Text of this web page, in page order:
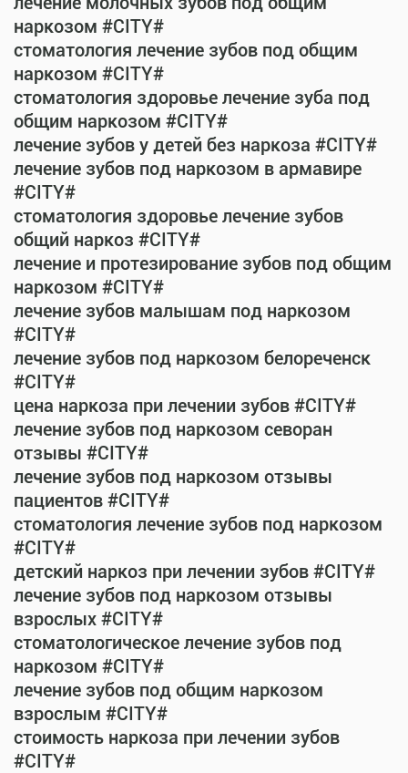
наркозом #CITY#
стоматология лечение зубов под общим
наркозом #CITY#
стоматология здоровье лечение зуба под
общим наркозом #CITY#
лечение зубов у детей без наркоза #CITY#
лечение зубов под наркозом в армавире
#CITY#
стоматология здоровье лечение зубов
общий наркоз #CITY#
лечение и протезирование зубов под общим
наркозом #CITY#
лечение зубов малышам под наркозом
#CITY#
лечение зубов под наркозом белореченск
#CITY#
цена наркоза при лечении зубов #CITY#
лечение зубов под наркозом севоран
отзывы #CITY#
лечение зубов под наркозом отзывы
пациентов #CITY#
стоматология лечение зубов под наркозом
#CITY#
детский наркоз при лечении зубов #CITY#
лечение зубов под наркозом отзывы
взрослых #CITY#
стоматологическое лечение зубов под
наркозом #CITY#
лечение зубов под общим наркозом
взрослым #CITY#
стоимость наркоза при лечении зубов
#CITY#